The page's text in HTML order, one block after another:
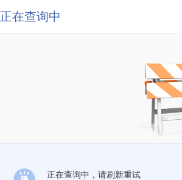
正在查询中
正在查询中，请刷新重试